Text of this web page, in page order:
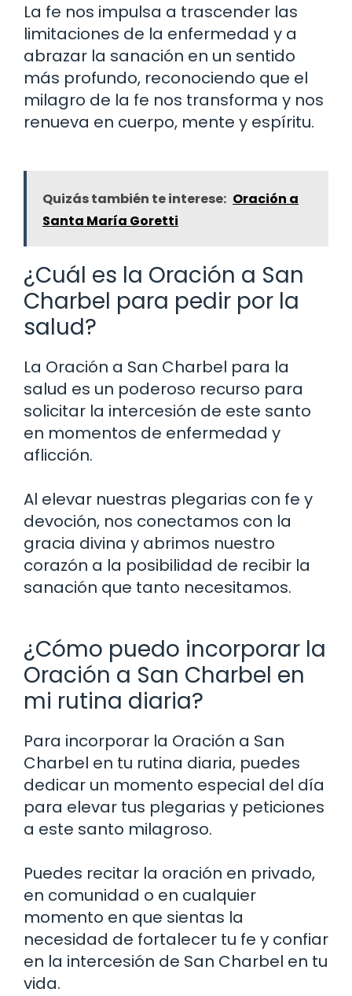
La fe nos impulsa a trascender las
limitaciones de la enfermedad y a
abrazar la sanación en un sentido
más profundo, reconociendo que el
milagro de la fe nos transforma y nos
renueva en cuerpo, mente y espíritu.
Quizás también te interese: Oración a
Santa María Goretti
¿Cuál es la Oración a San
Charbel para pedir por la
salud?
La Oración a San Charbel para la
salud es un poderoso recurso para
solicitar la intercesión de este santo
en momentos de enfermedad y
aflicción.
Al elevar nuestras plegarias con fe y
devoción, nos conectamos con la
gracia divina y abrimos nuestro
corazón a la posibilidad de recibir la
sanación que tanto necesitamos.
¿Cómo puedo incorporar la
Oración a San Charbel en
mi rutina diaria?
Para incorporar la Oración a San
Charbel en tu rutina diaria, puedes
dedicar un momento especial del día
para elevar tus plegarias y peticiones
a este santo milagroso.
Puedes recitar la oración en privado,
en comunidad o en cualquier
momento en que sientas la
necesidad de fortalecer tu fe y confiar
en la intercesión de San Charbel en tu
vida.